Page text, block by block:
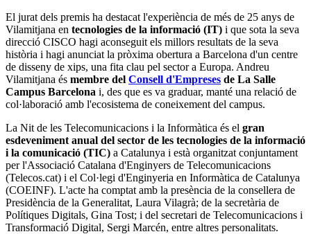
El jurat dels premis ha destacat l'experiència de més de 25 anys de
Vilamitjana en tecnologies de la informació (IT) i que sota la seva
direcció CISCO hagi aconseguit els millors resultats de la seva
història i hagi anunciat la pròxima obertura a Barcelona d'un centre
de disseny de xips, una fita clau pel sector a Europa. Andreu
Vilamitjana és membre del Consell d'Empreses de La Salle
Campus Barcelona i, des que es va graduar, manté una relació de
col·laboració amb l'ecosistema de coneixement del campus.
La Nit de les Telecomunicacions i la Informàtica és el gran
esdeveniment anual del sector de les tecnologies de la informació
i la comunicació (TIC) a Catalunya i està organitzat conjuntament
per l'Associació Catalana d'Enginyers de Telecomunicacions
(Telecos.cat) i el Col·legi d'Enginyeria en Informàtica de Catalunya
(COEINF). L'acte ha comptat amb la presència de la consellera de
Presidència de la Generalitat, Laura Vilagrà; de la secretària de
Polítiques Digitals, Gina Tost; i del secretari de Telecomunicacions i
Transformació Digital, Sergi Marcén, entre altres personalitats.